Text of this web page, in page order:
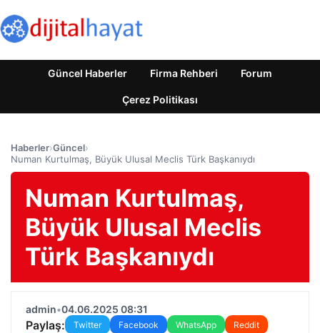
Güncel Haberler Firma Rehberi Forum
Çerez Politikası
Haberler›Güncel›
Numan Kurtulmaş, Büyük Ulusal Meclis Türk Başkanıydı
Numan Kurtulmaş,
Büyük Ulusal Meclis
Türk Başkanıydı
admin•04.06.2025 08:31
Paylaş: Twitter Facebook WhatsApp
Reddit